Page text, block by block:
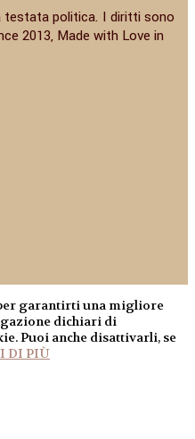
testata politica. I diritti sono
2013, Made with Love in
garantirti una migliore
dichiari di
Puoi anche disattivarli, se
DI PIÙ